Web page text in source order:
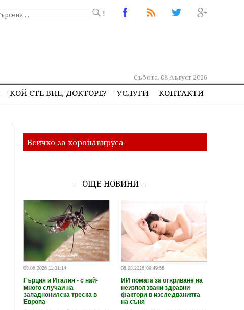
!
Събота, 08 Август 2026
КОЙ СТЕ ВИЕ, ДОКТОРЕ? УСЛУГИ КОНТАКТИ
Всичко за коронавируса
ОЩЕ НОВИНИ
08.08.2026 11:31:14
Гърция и Италия - с най-
много случаи на
западнонилска треска в
Европа
08.08.2026 09:49:56
ИИ помага за откриване на
неизползвани здравни
фактори в изследванията
на съня